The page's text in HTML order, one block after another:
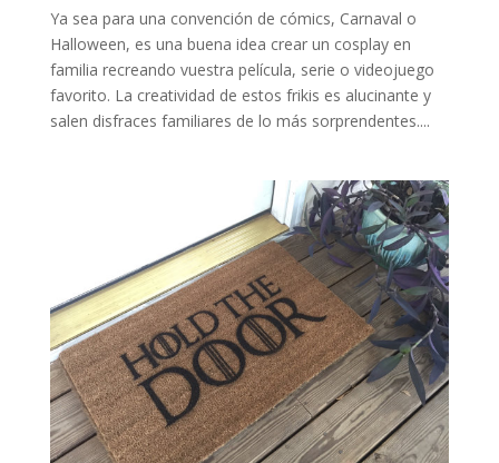
Ya sea para una convención de cómics, Carnaval o
Halloween, es una buena idea crear un cosplay en
familia recreando vuestra película, serie o videojuego
favorito. La creatividad de estos frikis es alucinante y
salen disfraces familiares de lo más sorprendentes....